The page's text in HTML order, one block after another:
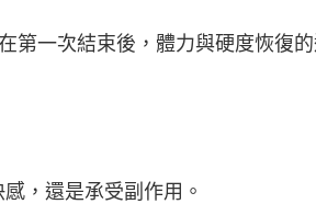
第一次結束後，體力與硬度恢復
，還是承受副作用。